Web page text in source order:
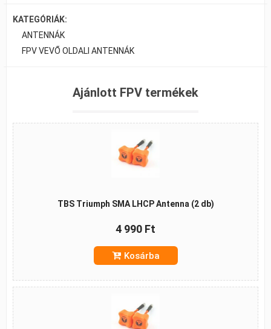
KATEGÓRIÁK:
ANTENNÁK
FPV VEVŐ OLDALI ANTENNÁK
Ajánlott FPV termékek
TBS Triumph SMA LHCP Antenna (2 db)
4 990 Ft
Kosárba